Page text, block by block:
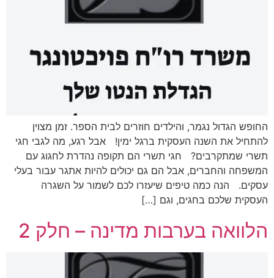
החופש הגדול נגמר, והילדים חוזרים לבית הספר. זמן מצוין
להתחיל את השנה העסקית ברגל ימין! אבל רגע, מה לגבי חגי
תשרי שמתקרבים? חגי תשרי הם תקופה נהדרת לחגוג עם
המשפחה והחברים, אבל הם גם יכולים להיות אתגר עבור בעלי
עסקים. הנה כמה טיפים שיעזרו לכם לשמור על השגרה
העסקית שלכם בחגים, וגם […]
הלוואה בערבות מדינה – חלק 2